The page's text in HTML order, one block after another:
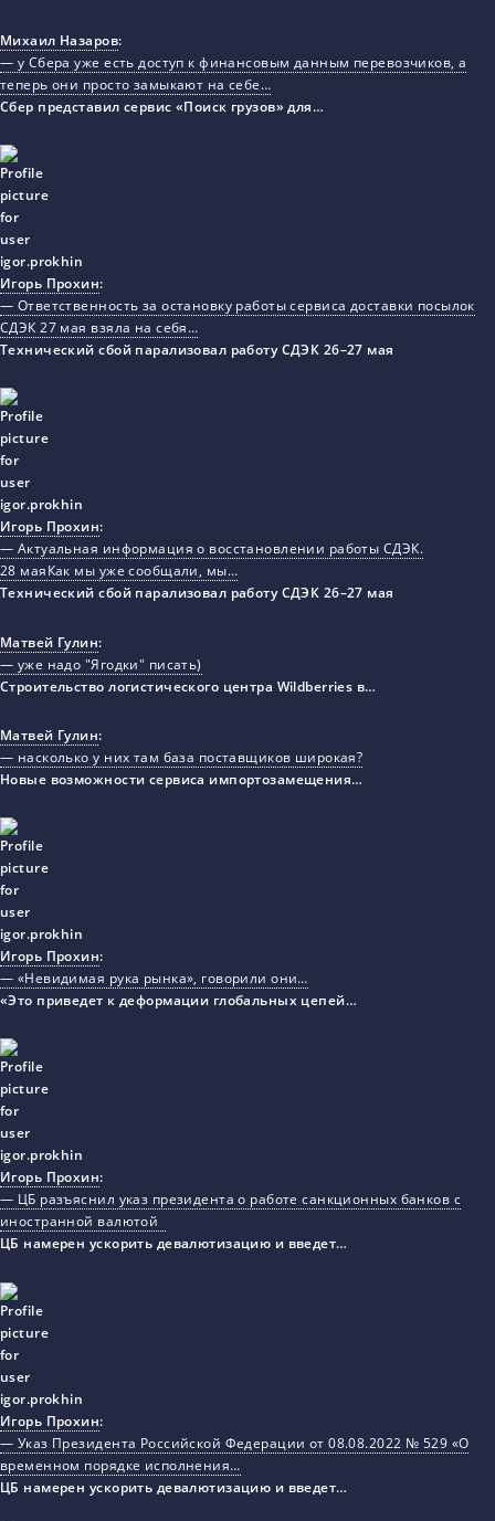
Михаил Назаров:
— у Сбера уже есть доступ к финансовым данным перевозчиков, а
теперь они просто замыкают на себе…
Сбер представил сервис «Поиск грузов» для…
Игорь Прохин:
— Ответственность за остановку работы сервиса доставки посылок
СДЭК 27 мая взяла на себя…
Технический сбой парализовал работу СДЭК 26–27 мая
Игорь Прохин:
— Актуальная информация о восстановлении работы СДЭК.
28 маяКак мы уже сообщали, мы…
Технический сбой парализовал работу СДЭК 26–27 мая
Матвей Гулин:
— уже надо "Ягодки" писать)
Строительство логистического центра Wildberries в…
Матвей Гулин:
— насколько у них там база поставщиков широкая?
Новые возможности сервиса импортозамещения…
Игорь Прохин:
— «Невидимая рука рынка», говорили они…
«Это приведет к деформации глобальных цепей…
Игорь Прохин:
— ЦБ разъяснил указ президента о работе санкционных банков с
иностранной валютой
ЦБ намерен ускорить девалютизацию и введет…
Игорь Прохин:
— Указ Президента Российской Федерации от 08.08.2022 № 529 «О
временном порядке исполнения…
ЦБ намерен ускорить девалютизацию и введет…